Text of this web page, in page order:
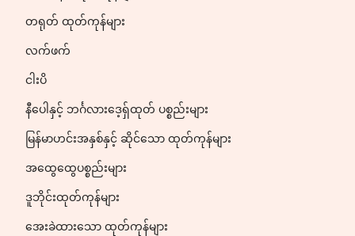
တရုတ် ထုတ်ကုန်များ
လက်ဖက်
ငါးပိ
နီပေါနှင့် ဘင်္ဂလားဒေ့ရှ်ထုတ် ပစ္စည်းများ
မြန်မာဟင်းအနှစ်နှင့် ဆိုင်သော ထုတ်ကုန်များ
အထွေထွေပစ္စည်းများ
ဒူဘိုင်းထုတ်ကုန်များ
အေးခဲထားသော ထုတ်ကုန်များ